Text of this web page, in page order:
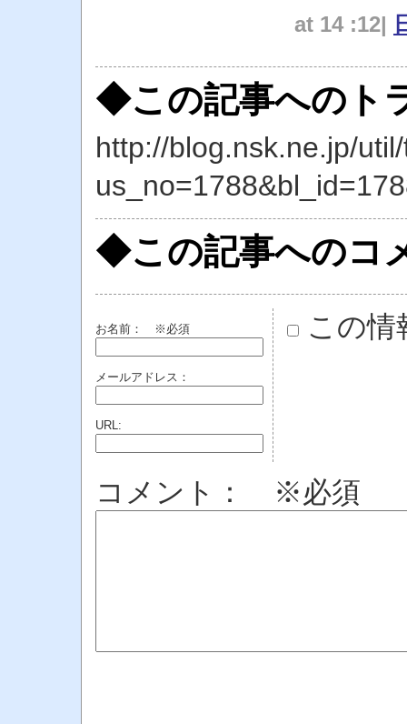
at 14 :12|
◆この記事へのト
http://blog.nsk.ne.jp/
◆この記事へのコ
お名前： ※必須
メールアドレス：
URL:
この情
コメント： ※必須